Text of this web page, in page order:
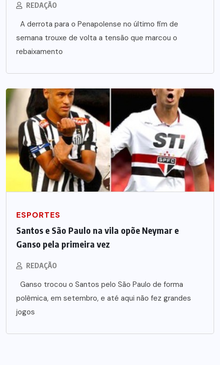
REDAÇÃO
A derrota para o Penapolense no último fim de
semana trouxe de volta a tensão que marcou o
rebaixamento
ESPORTES
Santos e São Paulo na vila opõe Neymar e
Ganso pela primeira vez
REDAÇÃO
Ganso trocou o Santos pelo São Paulo de forma
polêmica, em setembro, e até aqui não fez grandes
jogos